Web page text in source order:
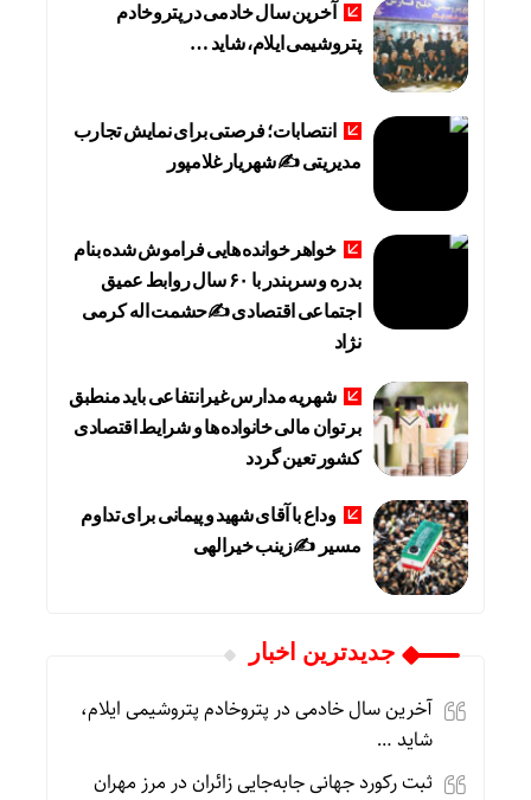
آخرین سال خادمی در پتروخادم
پتروشیمی ایلام، شاید …
انتصابات؛ فرصتی برای نمایش تجارب
مدیریتی ✍ شهریار غلامپور
خواهر خوانده هایی فراموش شده بنام
بدره و سربندر با ۶۰ سال روابط عمیق
اجتماعی اقتصادی ✍حشمت اله کرمی
نژاد
شهریه مدارس غیرانتفاعی باید منطبق
بر توان مالی خانواده ها و شرایط اقتصادی
کشور تعین گردد
وداع با آقای شهید و پیمانی برای تداوم
مسیر ✍زینب خیرالهی
جديدترين اخبار
آخرین سال خادمی در پتروخادم پتروشیمی ایلام،
شاید …
ثبت رکورد جهانی جابه‌جایی زائران در مرز مهران